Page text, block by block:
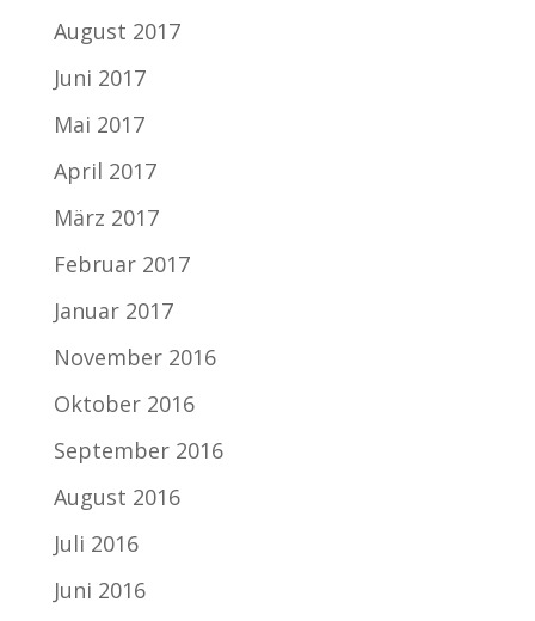
August 2017
Juni 2017
Mai 2017
April 2017
März 2017
Februar 2017
Januar 2017
November 2016
Oktober 2016
September 2016
August 2016
Juli 2016
Juni 2016